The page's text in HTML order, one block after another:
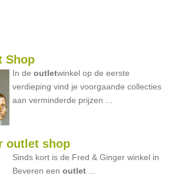
Shop
In deoutletwinkel op de eerste
verdieping vind je voorgaande collecties
aan verminderde prijzen ...
outlet shop
Sinds kort is de Fred & Ginger winkel in
Beveren eenoutlet